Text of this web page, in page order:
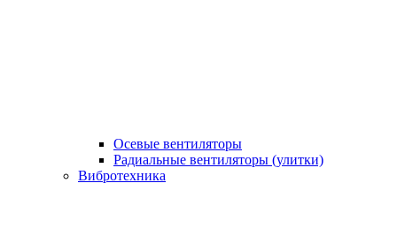
Осевые вентиляторы
Радиальные вентиляторы (улитки)
Вибротехника